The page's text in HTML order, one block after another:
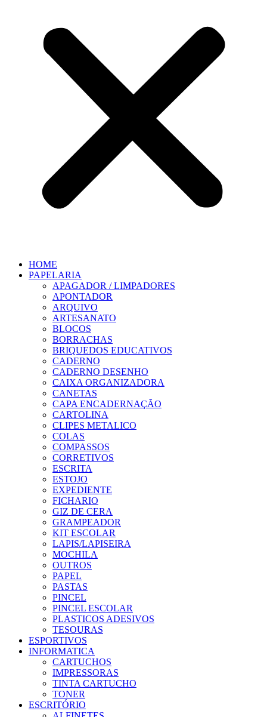
HOME
PAPELARIA
APAGADOR / LIMPADORES
APONTADOR
ARQUIVO
ARTESANATO
BLOCOS
BORRACHAS
BRIQUEDOS EDUCATIVOS
CADERNO
CADERNO DESENHO
CAIXA ORGANIZADORA
CANETAS
CAPA ENCADERNAÇÃO
CARTOLINA
CLIPES METALICO
COLAS
COMPASSOS
CORRETIVOS
ESCRITA
ESTOJO
EXPEDIENTE
FICHARIO
GIZ DE CERA
GRAMPEADOR
KIT ESCOLAR
LAPIS/LAPISEIRA
MOCHILA
OUTROS
PAPEL
PASTAS
PINCEL
PINCEL ESCOLAR
PLASTICOS ADESIVOS
TESOURAS
ESPORTIVOS
INFORMATICA
CARTUCHOS
IMPRESSORAS
TINTA CARTUCHO
TONER
ESCRITÓRIO